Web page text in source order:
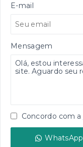
E-mail
Mensagem
Concordo com a
WhatsApp